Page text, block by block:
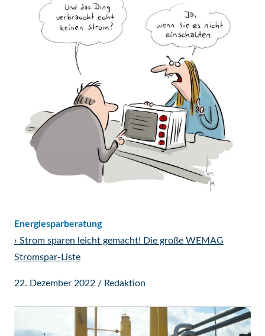
Energiesparberatung
› Strom sparen leicht gemacht! Die große WEMAG
Stromspar-Liste
22. Dezember 2022 / Redaktion